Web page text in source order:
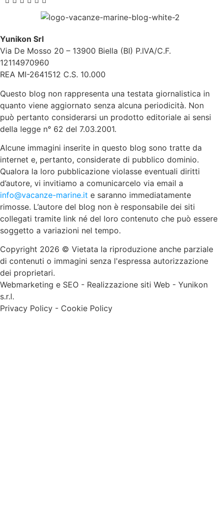
Yunikon Srl
Via De Mosso 20 – 13900 Biella (BI) P.IVA/C.F.
12114970960
REA MI-2641512 C.S. 10.000
Questo blog non rappresenta una testata giornalistica in
quanto viene aggiornato senza alcuna periodicità. Non
può pertanto considerarsi un prodotto editoriale ai sensi
della legge n° 62 del 7.03.2001.
Alcune immagini inserite in questo blog sono tratte da
internet e, pertanto, considerate di pubblico dominio.
Qualora la loro pubblicazione violasse eventuali diritti
d’autore, vi invitiamo a comunicarcelo via email a
info@vacanze-marine.it e saranno immediatamente
rimosse. L’autore del blog non è responsabile dei siti
collegati tramite link né del loro contenuto che può essere
soggetto a variazioni nel tempo.
Copyright 2026 © Vietata la riproduzione anche parziale
di contenuti o immagini senza l'espressa autorizzazione
dei proprietari.
Webmarketing e SEO - Realizzazione siti Web - Yunikon
s.r.l.
Privacy Policy - Cookie Policy